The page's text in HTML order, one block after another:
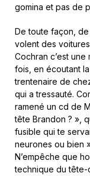
gomina et pas de
De toute façon, de
volent des
Cochran c’est une
fois, en écoutant
trentenaire de
qui a tressauté.
ramené un cd de
tête Brandon ? »,
fusible qui te
neurones ou bien
N’empêche que
technique du